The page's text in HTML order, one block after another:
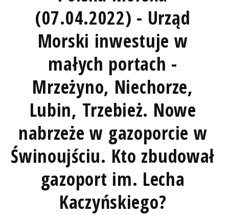
(07.04.2022) - Urząd
Morski inwestuje w
małych portach -
Mrzeżyno, Niechorze,
Lubin, Trzebież. Nowe
nabrzeże w gazoporcie w
Świnoujściu. Kto zbudował
gazoport im. Lecha
Kaczyńskiego?